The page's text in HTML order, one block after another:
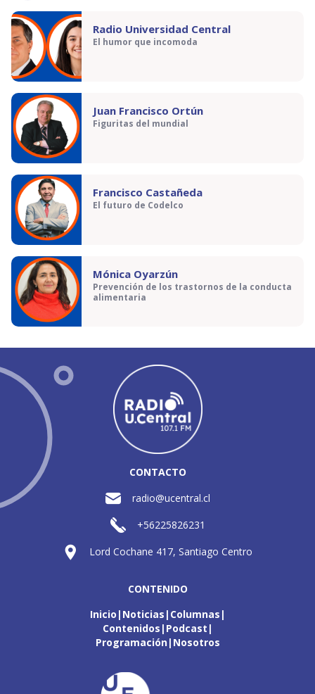
Radio Universidad Central
El humor que incomoda
Juan Francisco Ortún
Figuritas del mundial
Francisco Castañeda
El futuro de Codelco
Mónica Oyarzún
Prevención de los trastornos de la conducta
alimentaria
CONTACTO
radio@ucentral.cl
+56225826231
Lord Cochane 417, Santiago Centro
CONTENIDO
Inicio Noticias Columnas
Contenidos Podcast
Programación Nosotros